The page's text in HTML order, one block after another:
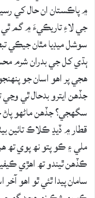
جي لاءِ تاريڪيءَ ۾ گم
سوشل ميڊيا مٿان جيڪي
ٻڌي کل جي بدران شرم
ھجي پر اھو اسان جو
جڏھن ايترو بدحال ٿي
سگھجي؟ جڏھن ماڻھو پاڻ
قطار ۾ ڏيڍ ڪلاڪ تائين
ملي ۽ ڪو پتو نھ پوي تھ
ڪڏھن ٿيندو تھ اھڙي
سامان پيدا ٿئي ٿو اھو